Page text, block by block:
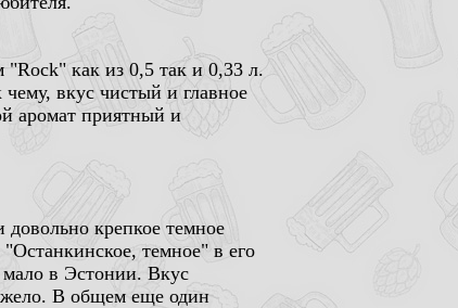
как из 0,5 так и 0,33 л.
вкус чистый и главное
аромат приятный и
крепкое темное
темное" в его
в Эстонии. Вкус
В общем еще один